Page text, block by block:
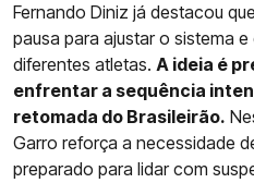
Fernando Diniz já destacou
pausa para ajustar o sistema
diferentes atletas. A ideia é
enfrentar a sequência
retomada do Brasileirão.
Garro reforça a necessidade
preparado para lidar com